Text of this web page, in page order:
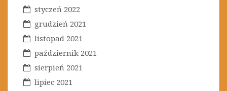
styczeń 2022
grudzień 2021
listopad 2021
październik 2021
sierpień 2021
lipiec 2021